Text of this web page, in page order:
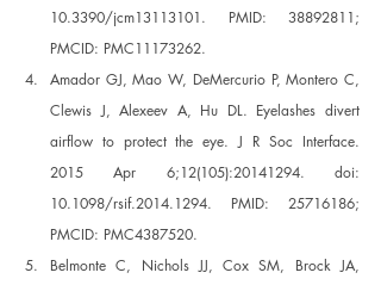
10.3390/jcm13113101. PMID: 38892811;
PMCID: PMC11173262.
Amador GJ, Mao W, DeMercurio P, Montero C,
Clewis J, Alexeev A, Hu DL. Eyelashes divert
airflow to protect the eye. J R Soc Interface.
2015 Apr 6;12(105):20141294. doi:
10.1098/rsif.2014.1294. PMID: 25716186;
PMCID: PMC4387520.
Belmonte C, Nichols JJ, Cox SM, Brock JA,